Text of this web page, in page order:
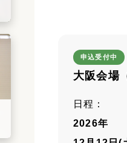
申込受付中
大阪会場
日程：
2026年